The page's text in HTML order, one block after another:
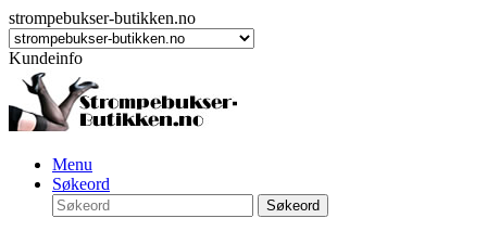
strompebukser-butikken.no
Kundeinfo
Menu
Søkeord
Søkeord